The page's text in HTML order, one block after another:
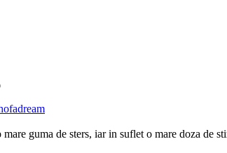
guma de sters, iar in suflet o mare doza de